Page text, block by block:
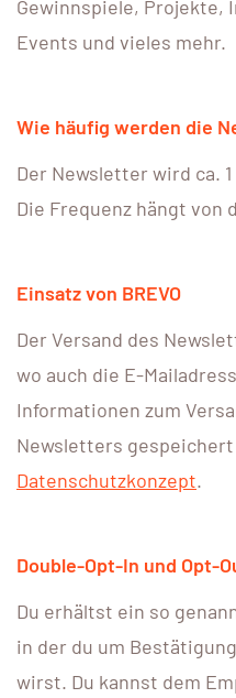
Gewinnspiele, Projekte,
Events und vieles mehr.
Wie häufig werden die
Der Newsletter wird ca.
Die Frequenz hängt von
Einsatz von BREVO
Der Versand des
wo auch die E-
Informationen zum
Newsletters
Datenschutzkonzept.
Double-Opt-In und Opt-
Du erhältst ein so
in der du um
wirst. Du kannst dem